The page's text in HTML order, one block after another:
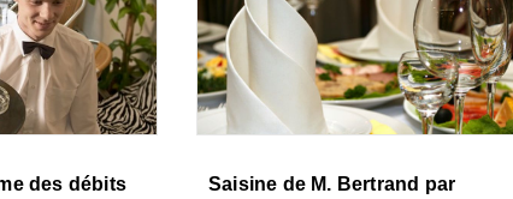
des débits
Saisine de M. Bertrand par